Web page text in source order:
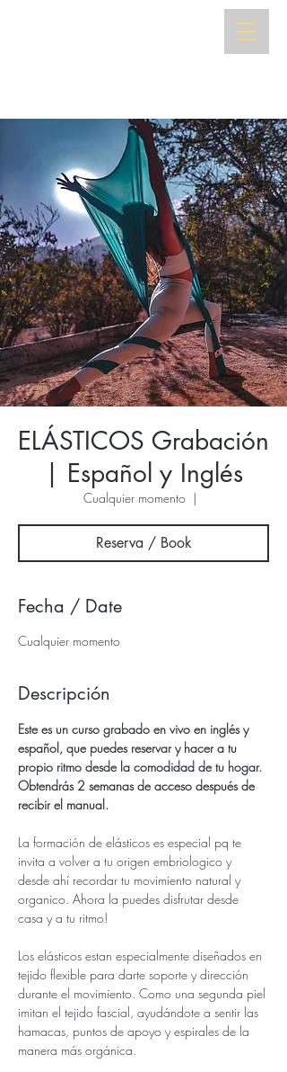
ELÁSTICOS Grabación
| Español y Inglés
Cualquier momento
  |
Reserva / Book
Fecha / Date
Cualquier momento
Descripción
Este es un curso grabado en vivo en inglés y
español, que puedes reservar y hacer a tu
propio ritmo desde la comodidad de tu hogar.
Obtendrás 2 semanas de acceso después de
recibir el manual.
La formación de elásticos es especial pq te
invita a volver a tu origen embriologico y
desde ahí recordar tu movimiento natural y
organico. Ahora la puedes disfrutar desde
casa y a tu ritmo!
Los elásticos estan especialmente diseñados en
tejido flexible para darte soporte y dirección
durante el movimiento. Como una segunda piel
imitan el tejido fascial, ayudándote a sentir las
hamacas, puntos de apoyo y espirales de la
manera más orgánica.